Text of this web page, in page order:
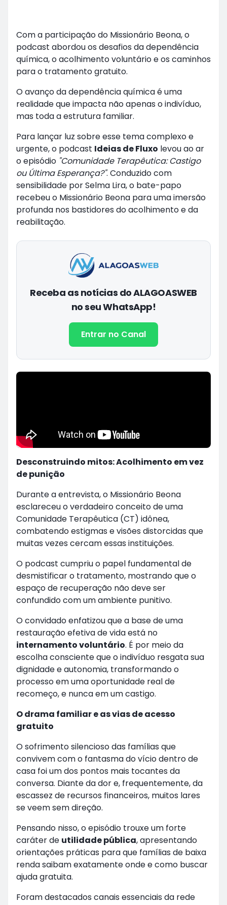
Com a participação do Missionário Beona, o
podcast abordou os desafios da dependência
química, o acolhimento voluntário e os caminhos
para o tratamento gratuito.
O avanço da dependência química é uma
realidade que impacta não apenas o indivíduo,
mas toda a estrutura familiar.
Para lançar luz sobre esse tema complexo e
urgente, o podcast Ideias de Fluxo levou ao ar
o episódio "Comunidade Terapêutica: Castigo
ou Última Esperança?". Conduzido com
sensibilidade por Selma Lira, o bate-papo
recebeu o Missionário Beona para uma imersão
profunda nos bastidores do acolhimento e da
reabilitação.
Receba as notícias do ALAGOASWEB
no seu WhatsApp!
Entrar no Canal
Desconstruindo mitos: Acolhimento em vez
de punição
Durante a entrevista, o Missionário Beona
esclareceu o verdadeiro conceito de uma
Comunidade Terapêutica (CT) idônea,
combatendo estigmas e visões distorcidas que
muitas vezes cercam essas instituições.
O podcast cumpriu o papel fundamental de
desmistificar o tratamento, mostrando que o
espaço de recuperação não deve ser
confundido com um ambiente punitivo.
O convidado enfatizou que a base de uma
restauração efetiva de vida está no
internamento voluntário. É por meio da
escolha consciente que o indivíduo resgata sua
dignidade e autonomia, transformando o
processo em uma oportunidade real de
recomeço, e nunca em um castigo.
O drama familiar e as vias de acesso
gratuito
O sofrimento silencioso das famílias que
convivem com o fantasma do vício dentro de
casa foi um dos pontos mais tocantes da
conversa. Diante da dor e, frequentemente, da
escassez de recursos financeiros, muitos lares
se veem sem direção.
Pensando nisso, o episódio trouxe um forte
caráter de utilidade pública, apresentando
orientações práticas para que famílias de baixa
renda saibam exatamente onde e como buscar
ajuda gratuita.
Foram destacados canais essenciais da rede